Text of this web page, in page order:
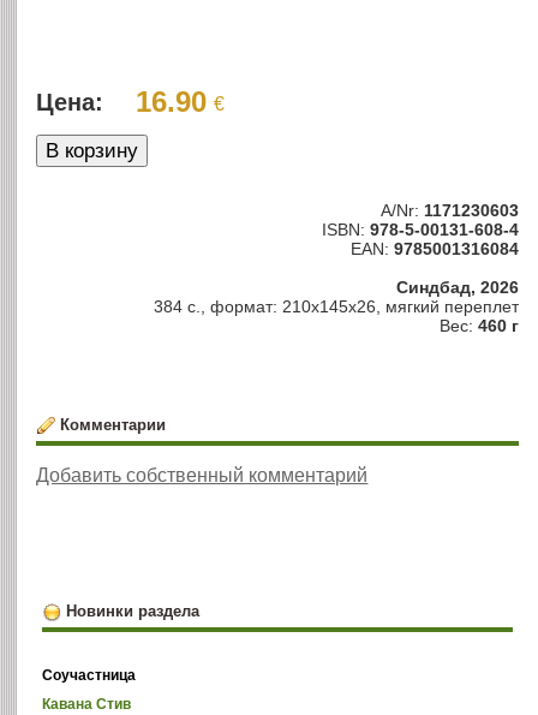
Цена: 16.90 €
A/Nr: 1171230603
ISBN: 978-5-00131-608-4
EAN: 9785001316084
Синдбад, 2026
384 с., формат: 210x145x26, мягкий переплет
Вес: 460 г
Комментарии
Добавить собственный комментарий
Новинки раздела
Соучастница
Кавана Стив